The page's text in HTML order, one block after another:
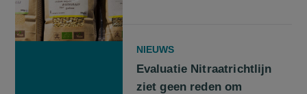
NIEUWS
Evaluatie Nitraatrichtlijn
ziet geen reden om